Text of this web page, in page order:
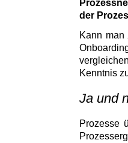
der
Kann man
Kenntnis
Ja und
Prozesse